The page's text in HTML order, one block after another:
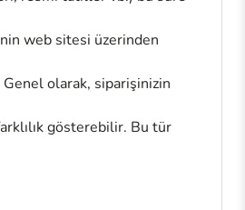
web sitesi üzerinden
olarak, siparişinizin
gösterebilir. Bu tür